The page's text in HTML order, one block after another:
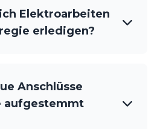
Elektroarbeiten
erledigen?
Anschlüsse
aufgestemmt